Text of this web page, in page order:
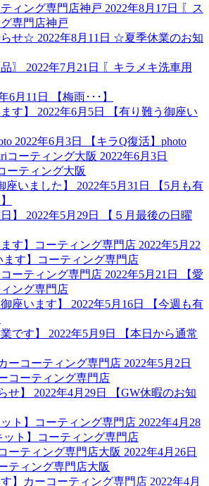
2022年8月17日
〖ス
専門店神戸
2022年8月11日 ☆夏季休業のお知
2022年7月21日
〖キラメキ洗車用
6月11日
【梅雨･･･】
2022年6月5日
【有り難う御座い
2022年6月3日
【キラQ復活】photo
2022年6月3日
ーティング大阪
2022年5月31日
【5月も有
2022年5月29日
【５月最後の日曜
2022年5月22
ます】コーティング専門店
2022年5月21日
【愛
ング専門店
2022年5月16日
【今週も有
2022年5月9日
【本日から通常
2022年5月2日
コーティング専門店
2022年4月29日
【GW休暇のお知
2022年4月28
ット】コーティング専門店
2022年4月26日
ティング専門店大阪
2022年4月